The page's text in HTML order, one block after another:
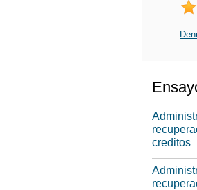
creditos